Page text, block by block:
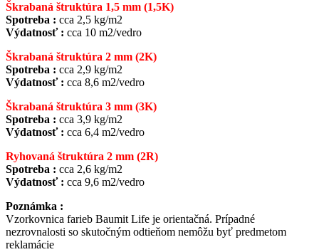
Škrabaná štruktúra 1,5 mm (1,5K)
Spotreba : cca 2,5 kg/m2
Výdatnosť : cca 10 m2/vedro
Škrabaná štruktúra 2 mm (2K)
Spotreba : cca 2,9 kg/m2
Výdatnosť : cca 8,6 m2/vedro
Škrabaná štruktúra 3 mm (3K)
Spotreba : cca 3,9 kg/m2
Výdatnosť : cca 6,4 m2/vedro
Ryhovaná štruktúra 2 mm (2R)
Spotreba : cca 2,6 kg/m2
Výdatnosť : cca 9,6 m2/vedro
Poznámka :
Vzorkovnica farieb Baumit Life je orientačná. Prípadné
nezrovnalosti so skutočným odtieňom nemôžu byť predmetom
reklamácie